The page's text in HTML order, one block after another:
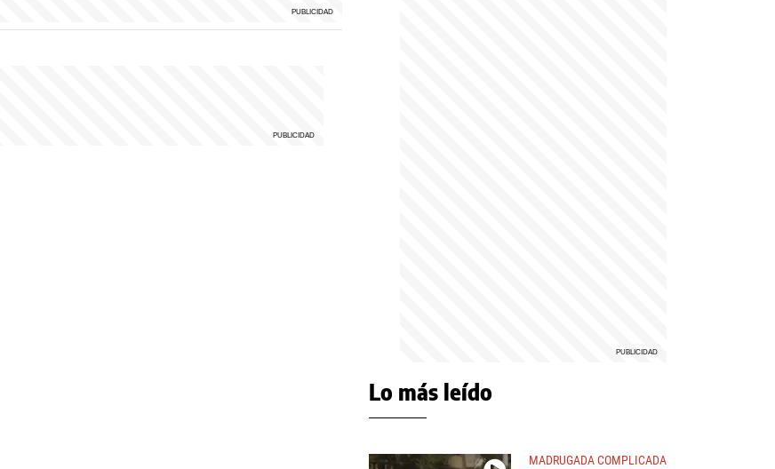
Lo más leído
MADRUGADA COMPLICADA